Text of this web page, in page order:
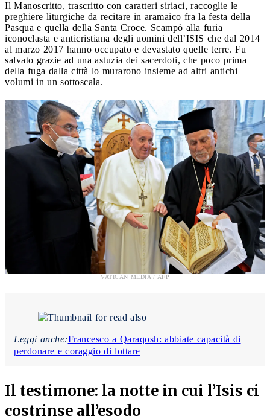
Il Manoscritto, trascritto con caratteri siriaci, raccoglie le
preghiere liturgiche da recitare in aramaico fra la festa della
Pasqua e quella della Santa Croce. Scampò alla furia
iconoclasta e anticristiana degli uomini dell’ISIS che dal 2014
al marzo 2017 hanno occupato e devastato quelle terre. Fu
salvato grazie ad una astuzia dei sacerdoti, che poco prima
della fuga dalla città lo murarono insieme ad altri antichi
volumi in un sottoscala.
VATICAN MEDIA / AFP
Leggi anche:Francesco a Qaraqosh: abbiate capacità di
perdonare e coraggio di lottare
Il testimone: la notte in cui l’Isis ci
costrinse all’esodo